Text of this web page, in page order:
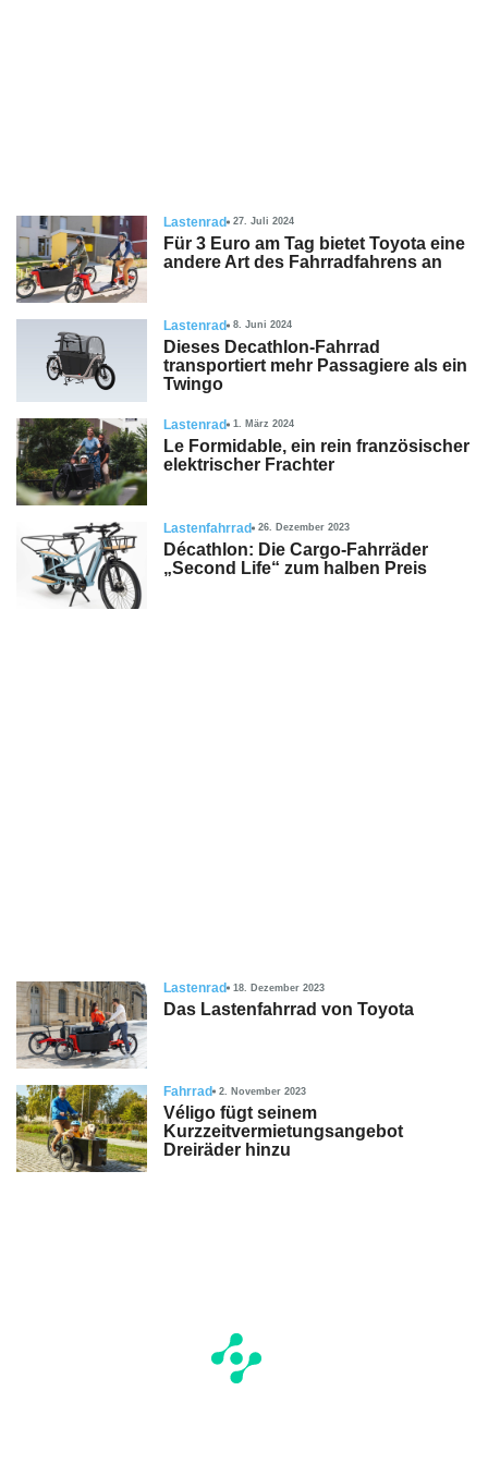
Lastenrad 27. Juli 2024
Für 3 Euro am Tag bietet Toyota eine
andere Art des Fahrradfahrens an
Lastenrad 8. Juni 2024
Dieses Decathlon-Fahrrad
transportiert mehr Passagiere als ein
Twingo
Lastenrad 1. März 2024
Le Formidable, ein rein französischer
elektrischer Frachter
Lastenfahrrad 26. Dezember 2023
Décathlon: Die Cargo-Fahrräder
„Second Life“ zum halben Preis
Lastenrad 18. Dezember 2023
Das Lastenfahrrad von Toyota
Fahrrad 2. November 2023
Véligo fügt seinem
Kurzzeitvermietungsangebot
Dreiräder hinzu